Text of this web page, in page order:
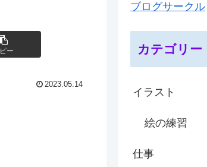
ー
2023.05.14
ブログサークル
カテゴリー
イラスト
絵の練習
仕事